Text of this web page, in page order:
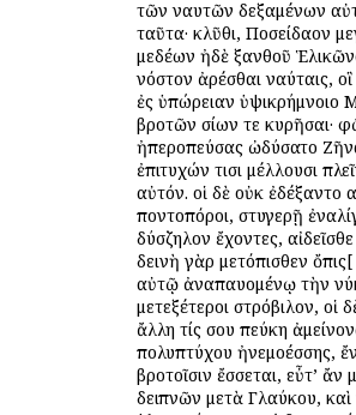
τῶν ναυτῶν δεξαμένων
ταῦτα· κλῦθι, Ποσείδαον
μεδέων ἠδὲ ξανθοῦ
νόστον ἀρέσθαι ναύταις,
ἐς ὑπώρειαν ὑψικρήμνοιο
βροτῶν ὁσίων τε κυρῆσαι·
ἠπεροπεύσας ὠδύσατο
ἐπιτυχών τισι μέλλουσι
αὐτόν. οἱ δὲ οὐκ ἐδέξαντο
ποντοπόροι, στυγερῇ
δύσζηλον ἔχοντες,
δεινὴ γὰρ μετόπισθεν
αὐτῷ ἀναπαυομένῳ τὴν
μετεξέτεροι στρόβιλον, οἱ
ἄλλη τίς σου πεύκη
πολυπτύχου ἠνεμοέσσης,
βροτοῖσιν ἔσσεται, εὖτ’ ἄν
δειπνῶν μετὰ Γλαύκου,